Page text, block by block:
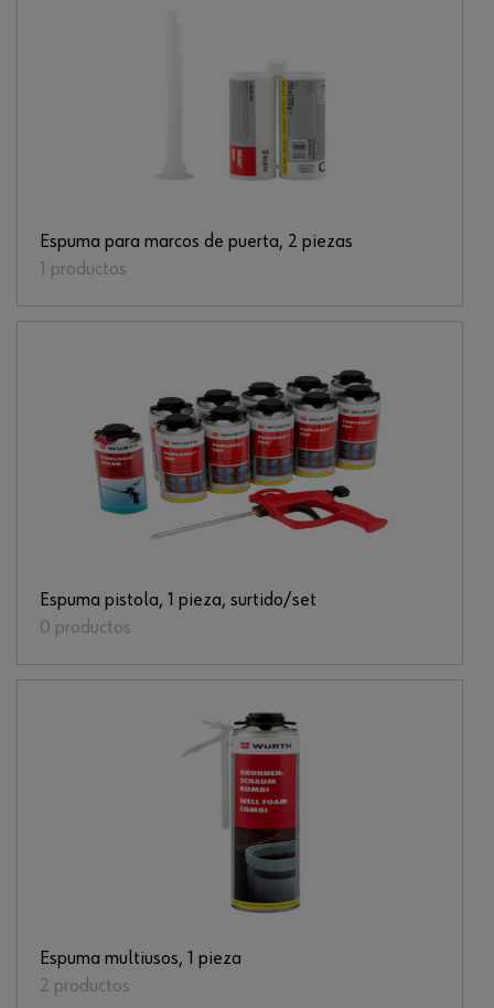
Espuma para marcos de puerta, 2 piezas
1 productos
Espuma pistola, 1 pieza, surtido/set
0 productos
Espuma multiusos, 1 pieza
2 productos